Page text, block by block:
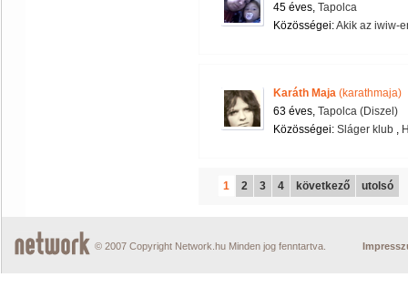
45 éves, Tapolca
Közösségei:Akik az iwiw-
Karáth Maja (karathmaja)
63 éves, Tapolca (Diszel)
Közösségei: Sláger klub ,
1 2 3 4 következő utolsó
© 2007 Copyright Network.hu Minden jog fenntartva.